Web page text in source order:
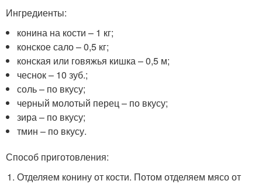
Ингредиенты:
конина на кости – 1 кг;
конское сало – 0,5 кг;
конская или говяжья кишка – 0,5 м;
чеснок – 10 зуб.;
соль – по вкусу;
черный молотый перец – по вкусу;
зира – по вкусу;
тмин – по вкусу.
Способ приготовления:
Отделяем конину от кости. Потом отделяем мясо от